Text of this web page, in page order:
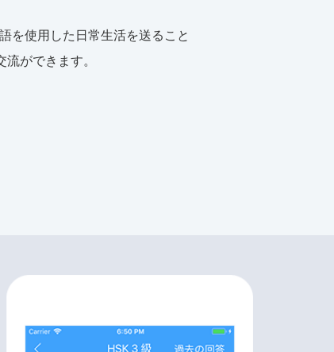
を使用した日常生活を送ること
ができます。